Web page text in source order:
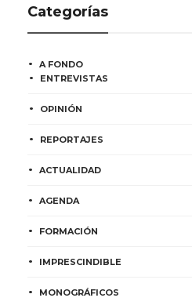
Categorías
A FONDO
ENTREVISTAS
OPINIÓN
REPORTAJES
ACTUALIDAD
AGENDA
FORMACIÓN
IMPRESCINDIBLE
MONOGRÁFICOS